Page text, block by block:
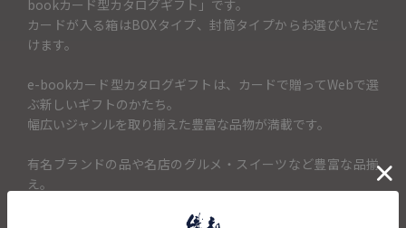
bookカード型カタログギフト」です。
カードが入る箱はBOXタイプ、封筒タイプからお選びいただ
けます。
e-bookカード型カタログギフトは、カードで贈ってWebで選
ぶ新しいギフトのかたち。
幅広いジャンルを取り揃えた豊富な品物が満載です。
有名ブランドの品や名店のグルメ・スイーツなど豊富な品揃
え。
ェアなどアイテムが満載です。